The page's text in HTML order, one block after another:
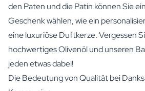
den Paten und die Patin können Sie
Geschenk wählen, wie ein
eine luxuriöse Duftkerze. Vergessen
hochwertiges Olivenöl und unseren
jeden etwas dabei!
Die Bedeutung von Qualität bei